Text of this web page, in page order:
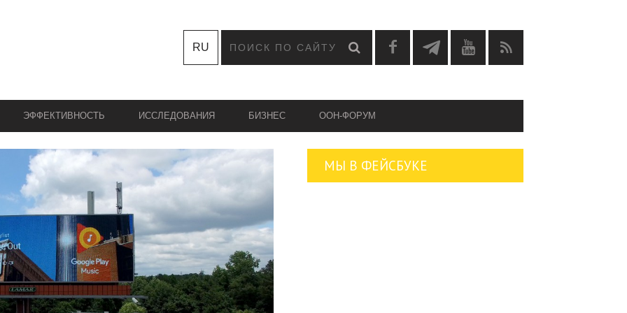
RU
ЭФФЕКТИВНОСТЬ ИССЛЕДОВАНИЯ БИЗНЕС OOH-ФОРУМ
МЫ В ФЕЙСБУКЕ